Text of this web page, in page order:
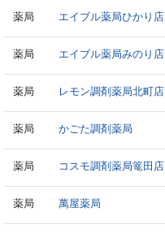
薬局 エイブル薬局ひかり店
薬局 エイブル薬局みのり店
薬局 レモン調剤薬局北町店
薬局 かごた調剤薬局
薬局 コスモ調剤薬局篭田店
薬局 萬屋薬局